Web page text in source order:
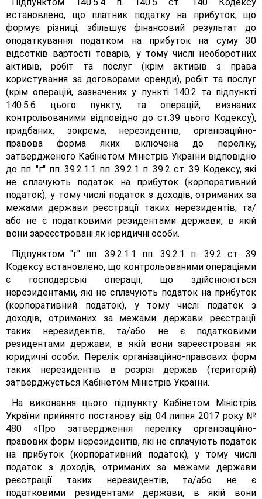
встановлено, що платник податку на прибуток, що
формує різниці, збільшує фінансовий результат до
оподаткування податком на прибуток на суму 30
відсотків вартості товарів, у тому числі необоротних
активів, робіт та послуг (крім активів з права
користування за договорами оренди), робіт та послуг
(крім операцій, зазначених у пункті 140.2 та підпункті
140.5.6 цього пункту, та операцій, визнаних
контрольованими відповідно до ст.39 цього Кодексу),
придбаних, зокрема, нерезидентів, організаційно-
правова форма яких включена до переліку,
затвердженого Кабінетом Міністрів України відповідно
до пп. "г" пп. 39.2.1.1 пп. 39.2.1 п. 39.2 ст. 39 Кодексу, які
не сплачують податок на прибуток (корпоративний
податок), у тому числі податок з доходів, отриманих за
межами держави реєстрації таких нерезидентів, та/
або не є податковими резидентами держави, в якій
вони зареєстровані як юридичні особи.
Підпунктом "г" пп. 39.2.1.1 пп. 39.2.1 п. 39.2 ст. 39
Кодексу встановлено, що контрольованими операціями
є господарські операції, що здійснюються
нерезидентами, які не сплачують податок на прибуток
(корпоративний податок), у тому числі податок з
доходів, отриманих за межами держави реєстрації
таких нерезидентів, та/або не є податковими
резидентами держави, в якій вони зареєстровані як
юридичні особи. Перелік організаційно-правових форм
таких нерезидентів в розрізі держав (територій)
затверджується Кабінетом Міністрів України.
На виконання цього підпункту Кабінетом Міністрів
України прийнято постанову від 04 липня 2017 року №
480 «Про затвердження переліку організаційно-
правових форм нерезидентів, які не сплачують податок
на прибуток (корпоративний податок), у тому числі
податок з доходів, отриманих за межами держави
реєстрації таких нерезидентів, та/або не є
податковими резидентами держави, в якій вони